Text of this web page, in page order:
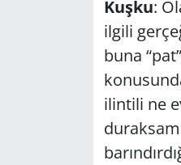
Kuşku:
ilgili
buna
ilintili ne
GÜNDEM
HABERDE İNSAN
KÜLTÜR SANAT
MAGAZİN